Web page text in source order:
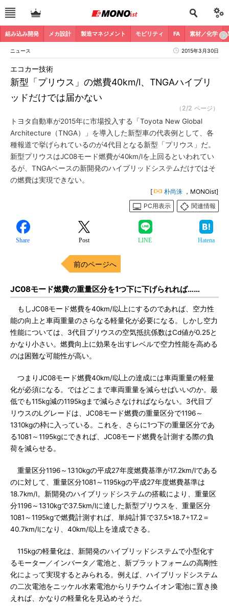
組み込み開発 メカ設計 製造マネジメント モビリティ FA 素材／化学
ニュース 2015年3月30日
新型「プリウス」の燃費40km/l、TNGAハイブリ
ッドだけでは届かない
エコカー技術
（2/2 ページ）
トヨタ自動車が2015年に市場投入する「Toyota New Global
Architecture（TNGA）」を導入した新型車の代表例として、各
種報道で挙げられているのが4代目となる新型「プリウス」だ。
新型プリウスはJC08モード燃費が40km/lを上回るといわれてい
るが、TNGAベースの新開発のハイブリッドシステムだけではそ
の燃費は実現できない。
[ 朴尚洙 ，MONOist]
PC用表示
関連情報
Share Post LINE Hatena
前のページへ
JC08モード燃費の重量区分を1つ下に下げられれば……
もしJC08モード燃費を40km/l以上にするのであれば、空力性
能の向上と車両重量のさらなる軽量化が必要になる。しかし空力
性能については、3代目プリウスの空気抵抗係数はCd値が0.25と
かなり小さい。燃費向上に効果を出すレベルで空力性能を高める
のは困難な可能性が高い。
つまりJC08モード燃費40km/l以上の達成には車両重量の軽量
化が必須になる。ではどこまで車両重量を減らせばいいのか。最
低でも115kg減の1195kgまで減らさなければならない。3代目プ
リウスのLグレードは、JC08モード燃費の重量区分で1196～
1310kgの枠に入っている。これを、さらに1つ下の重量区分であ
る1081～1195kgにできれば、JC08モード燃費を計測する際の負
荷を減らせる。
重量区分1196～1310kgの平成27年度燃費基準が17.2km/lである
のに対して、重量区分1081～1195kgの平成27年度燃費基準は
18.7km/l。新開発のハイブリッドシステムの搭載により、重量区
分1196～1310kgで37.5km/lに達した新型プリウスを、重量区分
1081～1195kgで燃費計測すれば、単純計算で37.5×18.7÷17.2＝
40.7km/lになり、40km/l以上を達成できる。
115kgの軽量化は、新開発のハイブリッドシステムで小型化す
るモーター／インバータ／電池と、新プラットフォームの高剛性
化によって実現するとみられる。例えば、ハイブリッドシステム
の二次電池をニッケル水素電池からリチウムイオン電池に置き換
えれば、かなりの軽量化を見込めそうだ。